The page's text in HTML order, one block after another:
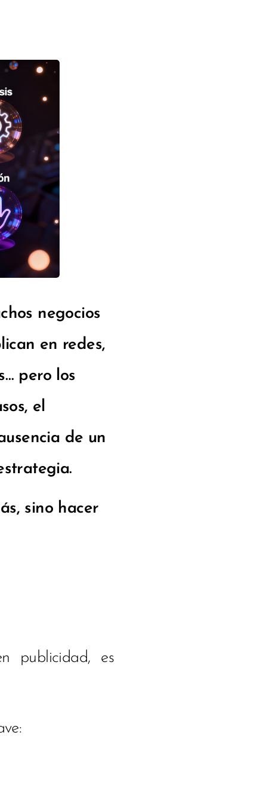
negocios
en redes,
pero los
el
de un
sino hacer
publicidad, es